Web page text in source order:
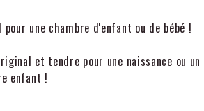
une chambre d'enfant ou de bébé !
et tendre pour une naissance ou
enfant !